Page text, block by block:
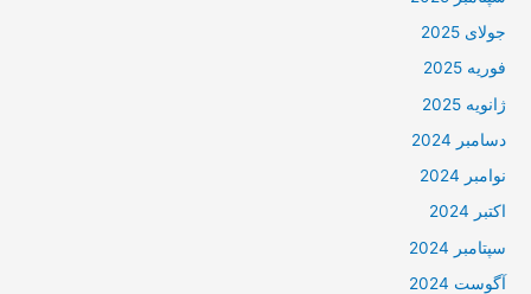
جولای 2025
فوریه 2025
ژانویه 2025
دسامبر 2024
نوامبر 2024
اکتبر 2024
سپتامبر 2024
آگوست 2024